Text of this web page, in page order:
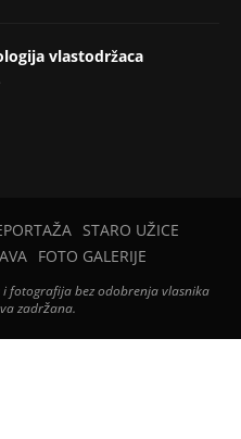
vlastodržaca
STARO UŽICE
FOTO GALERIJE
fotografija bez odobrenja vlasnika
zadržana.